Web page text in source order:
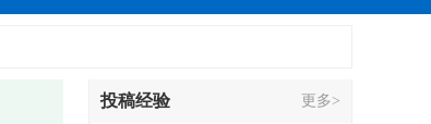
投稿经验 更多>